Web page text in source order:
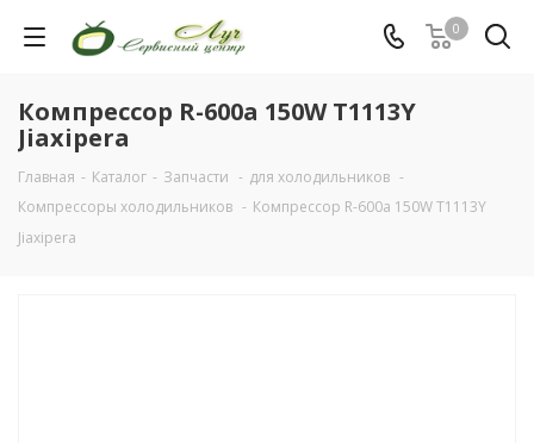
0
Компрессор R-600a 150W T1113Y
Jiaxipera
Главная - Каталог - Запчасти - для холодильников -
Компрессоры холодильников - Компрессор R-600a 150W T1113Y
Jiaxipera